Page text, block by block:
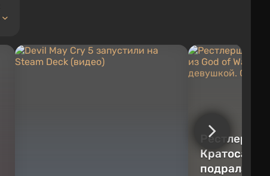
Рестлерша
Кратоса из
подралась